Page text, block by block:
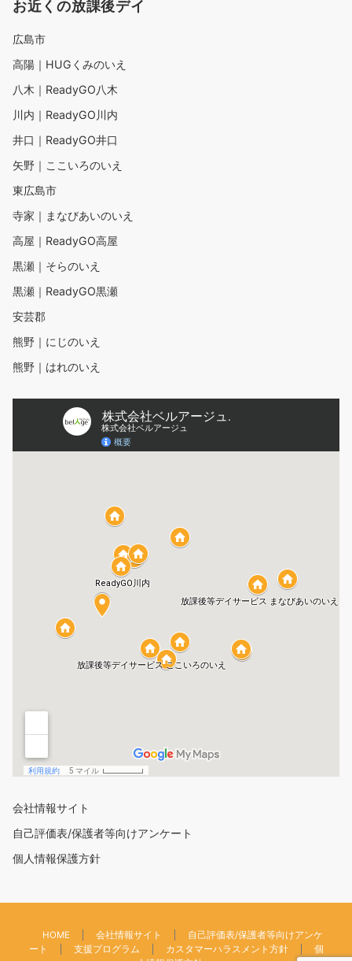
お近くの放課後デイ
広島市
高陽｜HUGくみのいえ
八木｜ReadyGO八木
川内｜ReadyGO川内
井口｜ReadyGO井口
矢野｜ここいろのいえ
東広島市
寺家｜まなびあいのいえ
高屋｜ReadyGO高屋
黒瀬｜そらのいえ
黒瀬｜ReadyGO黒瀬
安芸郡
熊野｜にじのいえ
熊野｜はれのいえ
会社情報サイト
自己評価表/保護者等向けアンケート
個人情報保護方針
HOME 会社情報サイト
自己評価表/保護者等向けアンケ
ート
支援プログラム カスタマーハラスメント方針
個